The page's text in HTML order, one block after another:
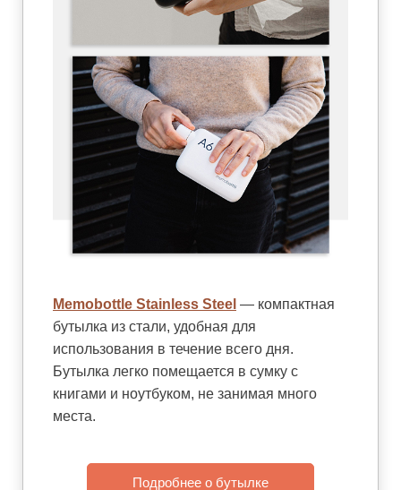
Memobottle Stainless Steel — компактная
бутылка из стали, удобная для
использования в течение всего дня.
Бутылка легко помещается в сумку с
книгами и ноутбуком, не занимая много
места.
Подробнее о бутылке